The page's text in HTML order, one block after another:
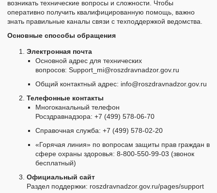
возникать технические вопросы и сложности. Чтобы
оперативно получить квалифицированную помощь, важно
знать правильные каналы связи с техподдержкой ведомства.
Основные способы обращения
Электронная почта
Основной адрес для технических
вопросов: Support_mi@roszdravnadzor.gov.ru
Общий контактный адрес: info@roszdravnadzor.gov.ru
Телефонные контакты
Многоканальный телефон
Росздравнадзора: +7 (499) 578-06-70
Справочная служба: +7 (499) 578-02-20
«Горячая линия» по вопросам защиты прав граждан в
сфере охраны здоровья: 8-800-550-99-03 (звонок
бесплатный)
Официальный сайт
Раздел поддержки: roszdravnadzor.gov.ru/pages/support